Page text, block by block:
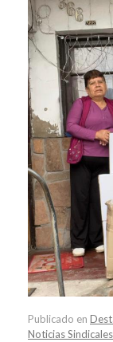
Publicado en
Noticias Sindicales